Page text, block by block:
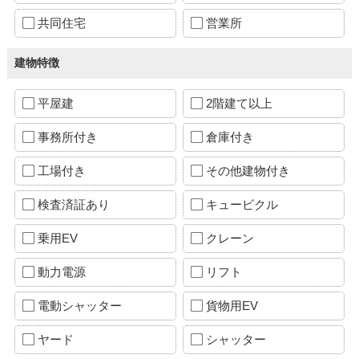
共同住宅 営業所
建物特徴
平屋建 2階建て以上
事務所付き 倉庫付き
工場付き その他建物付き
検査済証あり キュービクル
乗用EV クレーン
動力電源 リフト
電動シャッター 貨物用EV
ヤード シャッター